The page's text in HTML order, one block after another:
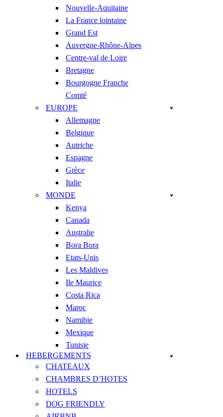
Nouvelle-Aquitaine
La France lointaine
Grand Est
Auvergne-Rhône-Alpes
Centre-val de Loire
Bretagne
Bourgogne Franche
Comté
EUROPE
Allemagne
Belgique
Autriche
Espagne
Grèce
Italie
MONDE
Kenya
Canada
Australie
Bora Bora
Etats-Unis
Les Maldives
Ile Maurice
Costa Rica
Maroc
Namibie
Mexique
Tunisie
HEBERGEMENTS
CHATEAUX
CHAMBRES D’HOTES
HOTELS
DOG FRIENDLY